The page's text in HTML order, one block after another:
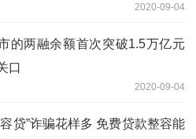
2020-09-04
的两融余额首次突破1.5万亿元
口
2020-09-04
贷”诈骗花样多 免费贷款整容能